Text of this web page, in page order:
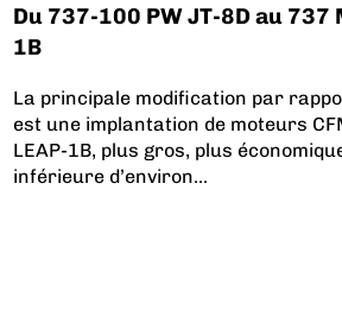
Du 737-100 PW JT-8D au 737
1B
La principale modification par
est une implantation de moteurs
LEAP-1B, plus gros, plus
inférieure d’environ...